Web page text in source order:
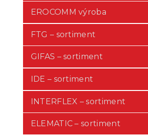
EROCOMM výroba
FTG – sortiment
GIFAS – sortiment
IDE – sortiment
INTERFLEX – sortiment
ELEMATIC – sortiment